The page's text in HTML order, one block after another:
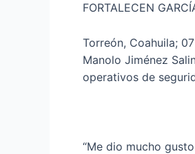
FORTALECEN
Torreón, Coahuila;
Manolo Jiménez
operativos de
“Me dio mucho